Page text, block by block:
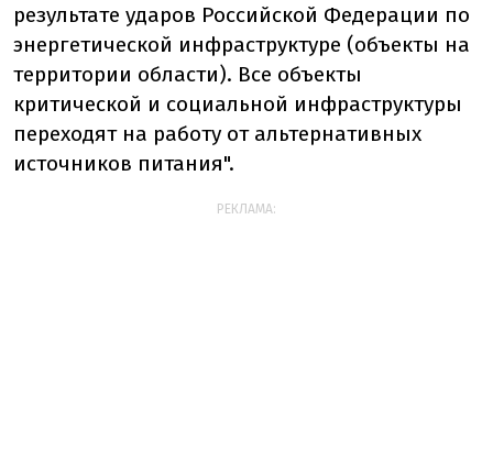
результате ударов Российской Федерации по
энергетической инфраструктуре (объекты на
территории области). Все объекты
критической и социальной инфраструктуры
переходят на работу от альтернативных
источников питания".
РЕКЛАМА: